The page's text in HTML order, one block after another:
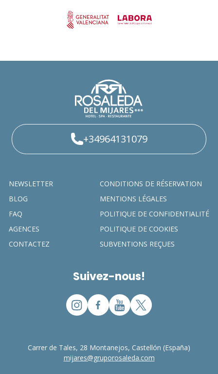
+34964131079
NEWSLETTER
BLOG
FAQ
AGENCES
CONTACTEZ
CONDITIONS DE RÉSERVATION
MENTIONS LÉGALES
POLITIQUE DE CONFIDENTIALITÉ
POLITIQUE DE COOKIES
SUBVENTIONS REÇUES
Suivez-nous!
Carrer de Tales, 28 Montanejos, Castellón (España)
mijares@gruporosaleda.com